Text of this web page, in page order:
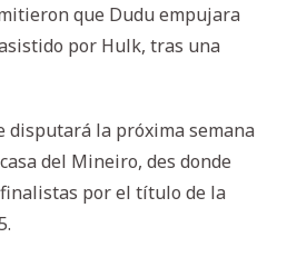
que Dudu empujara
por Hulk, tras una
disputará la próxima semana
del Mineiro, des donde
por el título de la